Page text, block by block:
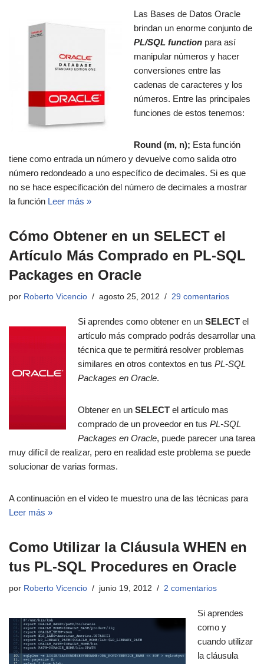
Las Bases de Datos Oracle
brindan un enorme conjunto de
PL/SQL function para así
manipular números y hacer
conversiones entre las
cadenas de caracteres y los
números. Entre las principales
funciones de estos tenemos:
Round (m, n); Esta función
tiene como entrada un número y devuelve como salida otro
número redondeado a uno específico de decimales. Si es que
no se hace especificación del número de decimales a mostrar
la función Leer más »
Cómo Obtener en un SELECT el
Artículo Más Comprado en PL-SQL
Packages en Oracle
por Roberto Vicencio agosto 25, 2012 29 comentarios
Si aprendes como obtener en un SELECT el
artículo más comprado podrás desarrollar una
técnica que te permitirá resolver problemas
similares en otros contextos en tus PL-SQL
Packages en Oracle.
Obtener en un SELECT el artículo mas
comprado de un proveedor en tus PL-SQL
Packages en Oracle, puede parecer una tarea
muy difícil de realizar, pero en realidad este problema se puede
solucionar de varias formas.
A continuación en el video te muestro una de las técnicas para
Leer más »
Como Utilizar la Cláusula WHEN en
tus PL-SQL Procedures en Oracle
por Roberto Vicencio junio 19, 2012 2 comentarios
Si aprendes
como y
cuando utilizar
la cláusula